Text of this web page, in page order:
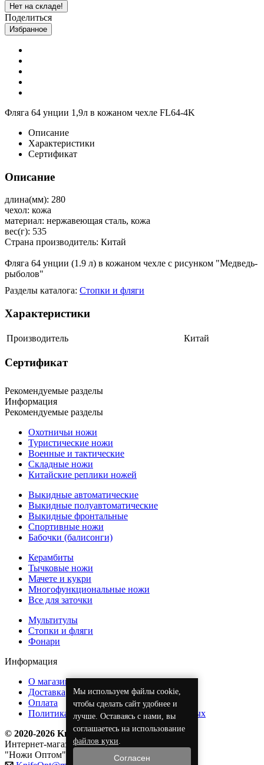
Мы используем файлы cookie,
чтобы сделать сайт удобнее и
лучше. Оставаясь с нами, вы
соглашаетесь на использование
файлов куки.
Согласен
Нет на складе!
Поделиться
Избранное
Фляга 64 унции 1,9л в кожаном чехле FL64-4K
Описание
Характеристики
Сертификат
Описание
длина(мм): 280
чехол: кожа
материал: нержавеющая сталь, кожа
вес(г): 535
Страна производитель: Китай
Фляга 64 унции (1.9 л) в кожаном чехле с рисунком "Медведь-
рыболов"
Разделы каталога: Стопки и фляги
Характеристики
Производитель Китай
Сертификат
Рекомендуемые разделы
Информация
Рекомендуемые разделы
Охотничьи ножи
Туристические ножи
Военные и тактические
Складные ножи
Китайские реплики ножей
Выкидные автоматические
Выкидные полуавтоматические
Выкидные фронтальные
Спортивные ножи
Бабочки (балисонги)
Керамбиты
Тычковые ножи
Мачете и кукри
Многофункциональные ножи
Все для заточки
Мультитулы
Стопки и фляги
Фонари
Информация
О магазине
Доставка
Оплата
Политика обработки персональных данных
© 2020-2026 KnifeOpt.ru
Интернет-магазин
"Ножи Оптом"